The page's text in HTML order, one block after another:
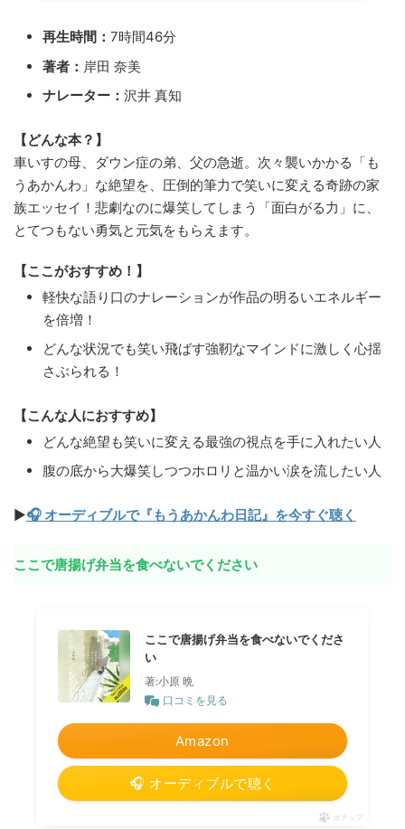
再生時間： 7時間46分
著者： 岸田 奈美
ナレーター： 沢井 真知
【どんな本？】
車いすの母、ダウン症の弟、父の急逝。次々襲いかかる「も
うあかんわ」な絶望を、圧倒的筆力で笑いに変える奇跡の家
族エッセイ！悲劇なのに爆笑してしまう「面白がる力」に、
とてつもない勇気と元気をもらえます。
【ここがおすすめ！】
軽快な語り口のナレーションが作品の明るいエネルギー
を倍増！
どんな状況でも笑い飛ばす強靭なマインドに激しく心揺
さぶられる！
【こんな人におすすめ】
どんな絶望も笑いに変える最強の視点を手に入れたい人
腹の底から大爆笑しつつホロリと温かい涙を流したい人
▶🎧 オーディブルで『もうあかんわ日記』を今すぐ聴く
ここで唐揚げ弁当を食べないでください
ここで唐揚げ弁当を食べないでくださ
い
著:小原 晩
口コミを見る
Amazon
🎧 オーディブルで聴く
ポチップ